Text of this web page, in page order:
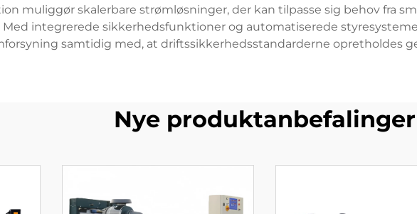
muliggør skalerbare strømløsninger, der kan tilpasse sig behov fra
integrerede sikkerhedsfunktioner og automatiserede
samtidig med, at driftssikkerhedsstandarderne opretholdes
Nye produktanbefalinger